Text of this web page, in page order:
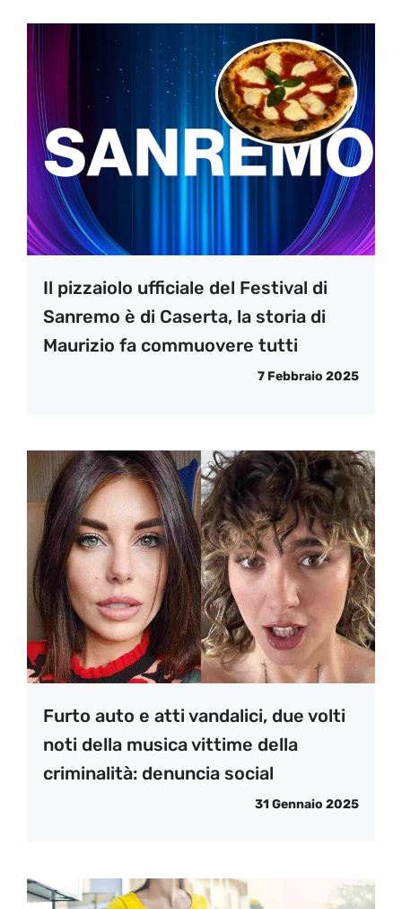
Il pizzaiolo ufficiale del Festival di
Sanremo è di Caserta, la storia di
Maurizio fa commuovere tutti
7 Febbraio 2025
Furto auto e atti vandalici, due volti
noti della musica vittime della
criminalità: denuncia social
31 Gennaio 2025